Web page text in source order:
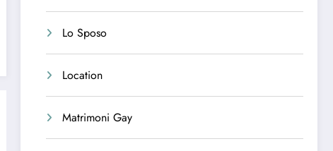
Lo Sposo
Location
Matrimoni Gay